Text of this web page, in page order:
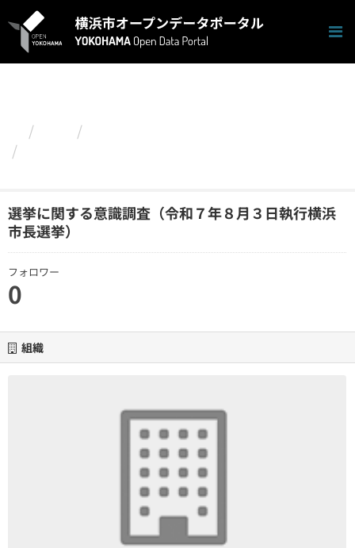
キ
選挙に関する意識調査（令和７年８月３日執行横浜
市長選挙）
フォロワー
0
組織